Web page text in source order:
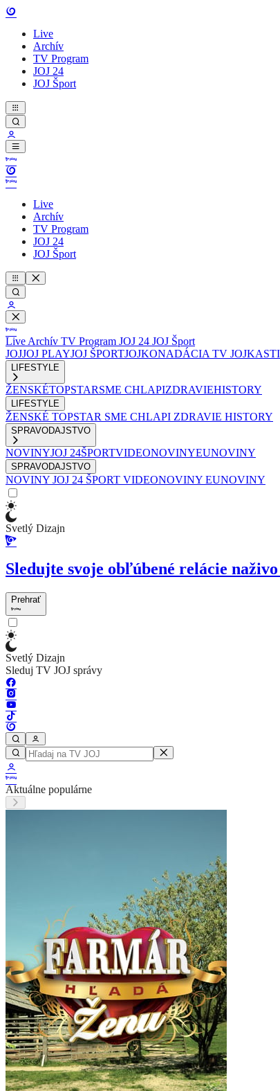
Live
Archív
TV Program
JOJ 24
JOJ Šport
Live
Archív
TV Program
JOJ 24
JOJ Šport
Live Archív TV Program JOJ 24 JOJ Šport
JOJJOJ PLAYJOJ ŠPORTJOJKONADÁCIA TV JOJ
LIFESTYLE
ŽENSKÉTOPSTARSME CHLAPIZDRAVIEHISTORY
LIFESTYLE
ŽENSKÉ TOPSTAR SME CHLAPI ZDRAVIE HISTORY
SPRAVODAJSTVO
NOVINYJOJ 24ŠPORTVIDEONOVINYEUNOVINY
SPRAVODAJSTVO
NOVINY JOJ 24 ŠPORT VIDEONOVINY EUNOVINY
Svetlý Dizajn
Sledujte svoje obľúbené relácie
Prehrať
Svetlý Dizajn
Sleduj TV JOJ správy
Aktuálne populárne